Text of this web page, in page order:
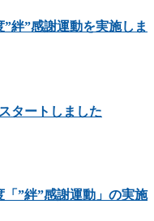
絆”感謝運動を実施しま
タートしました
「”絆”感謝運動」の実施